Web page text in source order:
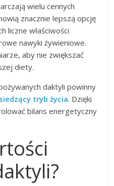
wielu cennych
znacznie lepszą opcję
liczne właściwości
nawyki żywieniowe.
aby nie zwiększać
diety.
daktyli powinny
siedzący tryb życia. Dzięki
bilans energetyczny